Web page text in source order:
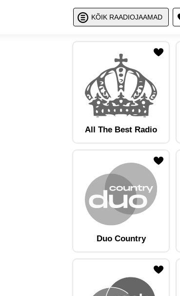
KÕIK RAADIOJAAMAD
All The Best Radio
Lisa raadiojaam lemmikute hulka
Duo Country
Lisa raadiojaam lemmikute hulka
Lisa raadiojaam lemmikute hulka